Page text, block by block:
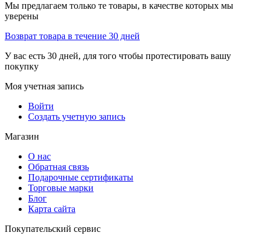
Мы предлагаем только те товары, в качестве которых мы
уверены
Возврат товара в течение 30 дней
У вас есть 30 дней, для того чтобы протестировать вашу
покупку
Моя учетная запись
Войти
Создать учетную запись
Магазин
О нас
Обратная связь
Подарочные сертификаты
Торговые марки
Блог
Карта сайта
Покупательский сервис